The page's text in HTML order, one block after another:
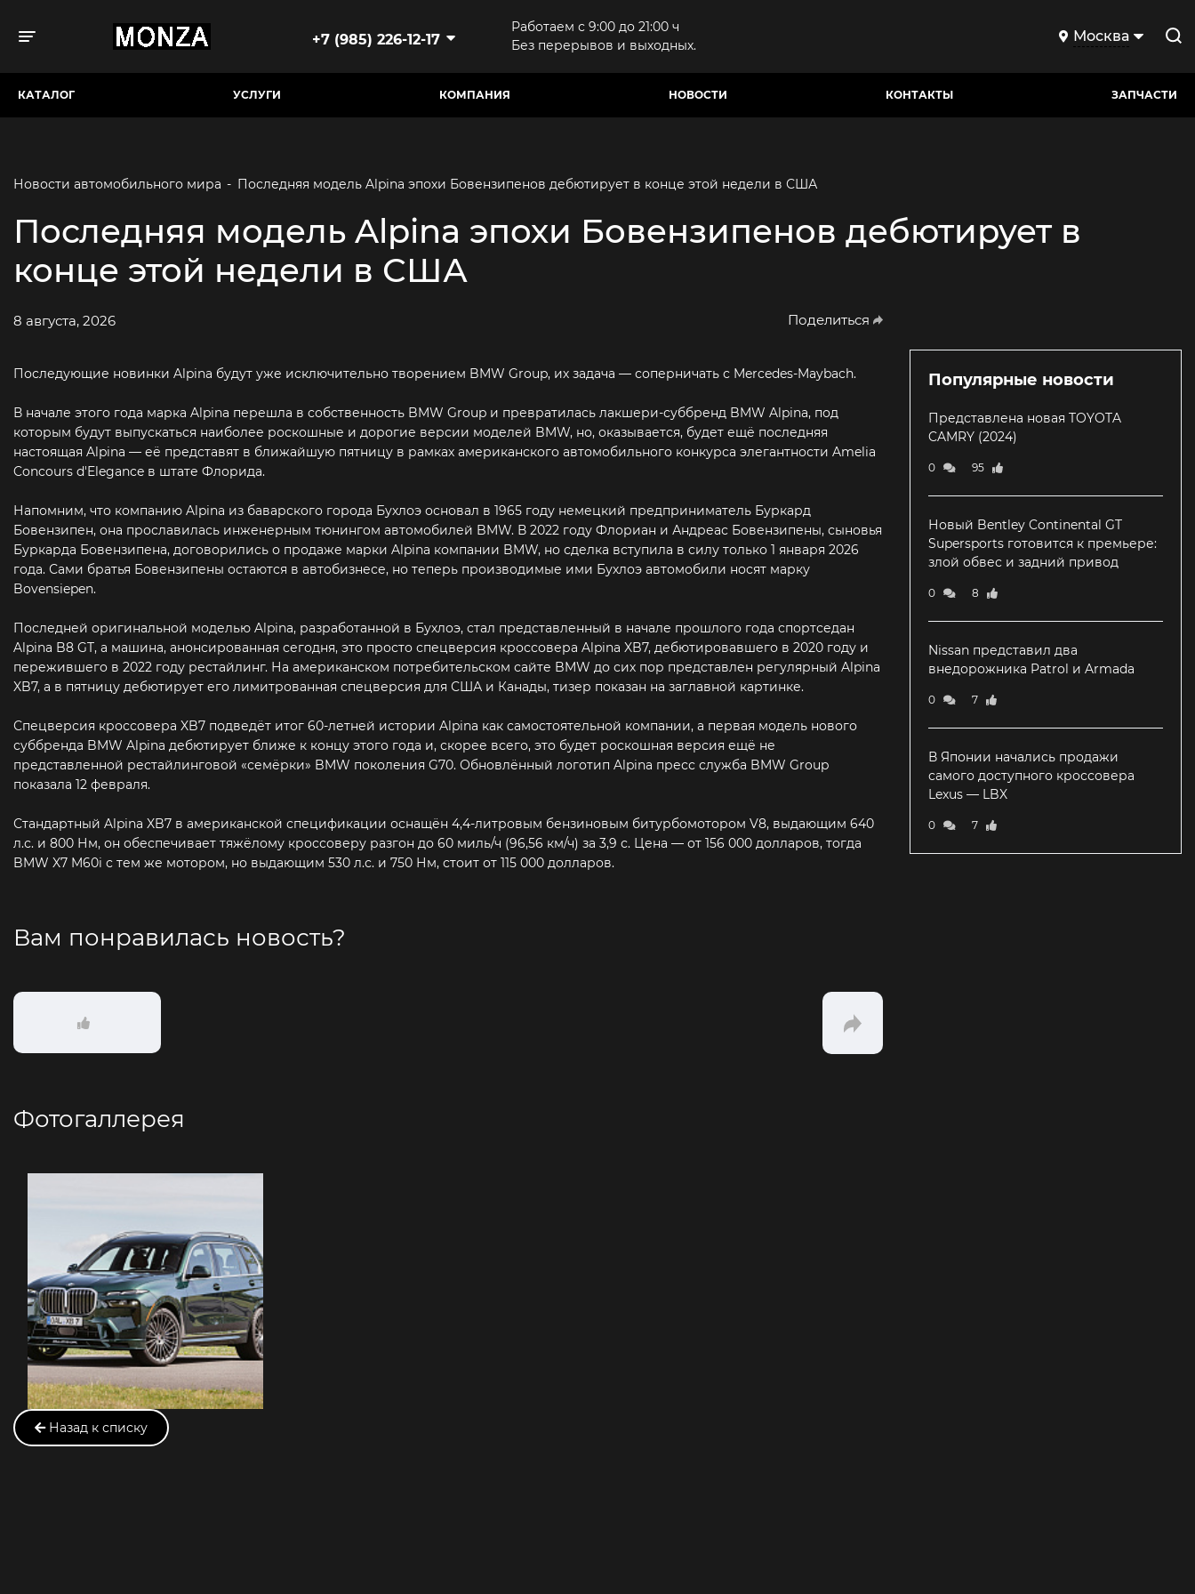
Toggle navigation +7 (985) 226-12-17
Работаем с 9:00 до 21:00 ч
Без перерывов и выходных.
Москва
КАТАЛОГ УСЛУГИ КОМПАНИЯ НОВОСТИ КОНТАКТЫ ЗАПЧАСТИ
Новости автомобильного мира - Последняя модель Alpina эпохи Бовензипенов дебютирует в конце этой недели в США
Последняя модель Alpina эпохи Бовензипенов дебютирует в
конце этой недели в США
8 августа, 2026 Поделиться
Последующие новинки Alpina будут уже исключительно творением BMW Group, их задача — соперничать с Mercedes-Maybach.
В начале этого года марка Alpina перешла в собственность BMW Group и превратилась лакшери-суббренд BMW Alpina, под
которым будут выпускаться наиболее роскошные и дорогие версии моделей BMW, но, оказывается, будет ещё последняя
настоящая Alpina — её представят в ближайшую пятницу в рамках американского автомобильного конкурса элегантности Amelia
Concours d'Elegance в штате Флорида.
Напомним, что компанию Alpina из баварского города Бухлоэ основал в 1965 году немецкий предприниматель Буркард
Бовензипен, она прославилась инженерным тюнингом автомобилей BMW. В 2022 году Флориан и Андреас Бовензипены, сыновья
Буркарда Бовензипена, договорились о продаже марки Alpina компании BMW, но сделка вступила в силу только 1 января 2026
года. Сами братья Бовензипены остаются в автобизнесе, но теперь производимые ими Бухлоэ автомобили носят марку
Bovensiepen.
Последней оригинальной моделью Alpina, разработанной в Бухлоэ, стал представленный в начале прошлого года спортседан
Alpina B8 GT, а машина, анонсированная сегодня, это просто спецверсия кроссовера Alpina XB7, дебютировавшего в 2020 году и
пережившего в 2022 году рестайлинг. На американском потребительском сайте BMW до сих пор представлен регулярный Alpina
XB7, а в пятницу дебютирует его лимитрованная спецверсия для США и Канады, тизер показан на заглавной картинке.
Спецверсия кроссовера XB7 подведёт итог 60-летней истории Alpina как самостоятельной компании, а первая модель нового
суббренда BMW Alpina дебютирует ближе к концу этого года и, скорее всего, это будет роскошная версия ещё не
представленной рестайлинговой «семёрки» BMW поколения G70. Обновлённый логотип Alpina пресс служба BMW Group
показала 12 февраля.
Стандартный Alpina XB7 в американской спецификации оснащён 4,4-литровым бензиновым битурбомотором V8, выдающим 640
л.с. и 800 Нм, он обеспечивает тяжёлому кроссоверу разгон до 60 миль/ч (96,56 км/ч) за 3,9 с. Цена — от 156 000 долларов, тогда
BMW X7 M60i с тем же мотором, но выдающим 530 л.с. и 750 Нм, стоит от 115 000 долларов.
Вам понравилась новость?
Фотогаллерея
Назад к списку
Популярные новости
Представлена новая TOYOTA
CAMRY (2024)
0 95
Новый Bentley Continental GT
Supersports готовится к премьере:
злой обвес и задний привод
0 8
Nissan представил два
внедорожника Patrol и Armada
0 7
В Японии начались продажи
самого доступного кроссовера
Lexus — LBX
0 7